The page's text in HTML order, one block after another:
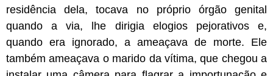
residência dela, tocava no próprio órgão genital
quando a via, lhe dirigia elogios pejorativos e,
quando era ignorado, a ameaçava de morte. Ele
também ameaçava o marido da vítima, que chegou a